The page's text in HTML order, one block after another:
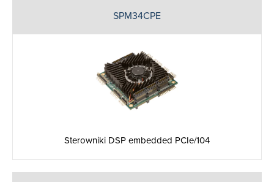
SPM34CPE
Sterowniki DSP embedded PCIe/104